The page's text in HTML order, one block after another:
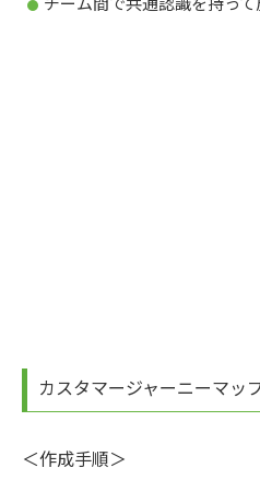
カスタマージャーニーマッ
＜作成手順＞